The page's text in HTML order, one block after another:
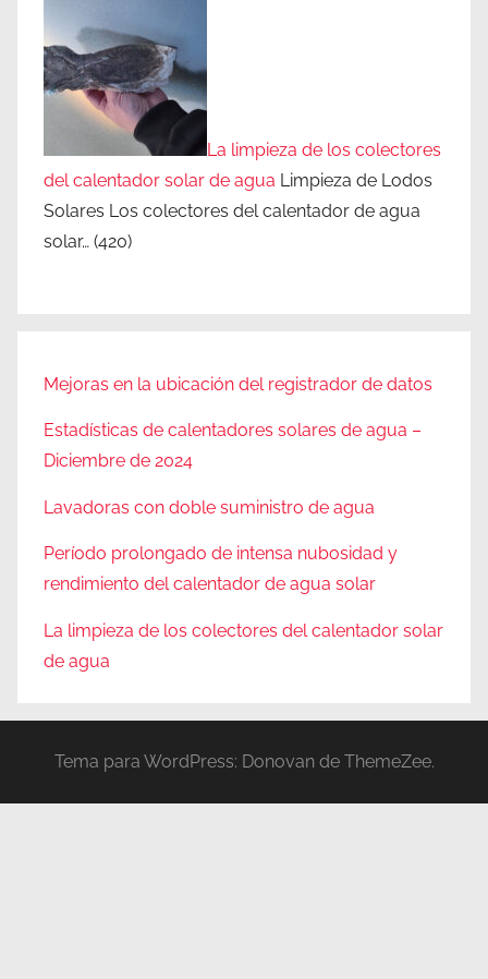
La limpieza de los colectores
del calentador solar de agua Limpieza de Lodos
Solares Los colectores del calentador de agua
solar… (420)
Mejoras en la ubicación del registrador de datos
Estadísticas de calentadores solares de agua –
Diciembre de 2024
Lavadoras con doble suministro de agua
Período prolongado de intensa nubosidad y
rendimiento del calentador de agua solar
La limpieza de los colectores del calentador solar
de agua
Tema para WordPress: Donovan de ThemeZee.